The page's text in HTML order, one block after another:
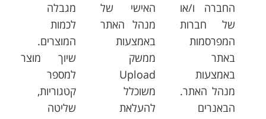
החברה ו/או
של חברות
המפרסמות
באתר
באמצעות
מנהל האתר.
הבאנרים
האישי של
מנהל האתר
באמצעות
ממשק
Upload
משוכלל
להעלאת
מגבלה
לכמות
המוצרים.
שיוך מוצר
למספר
קטגוריות,
שליטה